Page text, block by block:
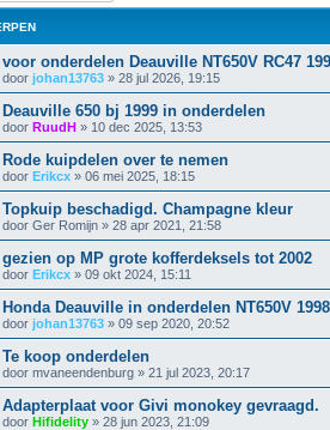
voor onderdelen Deauville NT650V RC47
door johan13763 » 28 jul 2026, 19:15
Deauville 650 bj 1999 in onderdelen
door RuudH » 10 dec 2025, 13:53
Rode kuipdelen over te nemen
door Erikcx » 06 mei 2025, 18:15
Topkuip beschadigd. Champagne kleur
door Ger Romijn » 28 apr 2021, 21:58
gezien op MP grote kofferdeksels tot 2002
door Erikcx » 09 okt 2024, 15:11
Honda Deauville in onderdelen NT650V
door johan13763 » 09 sep 2020, 20:52
Te koop onderdelen
door mvaneendenburg » 21 jul 2023, 20:17
Adapterplaat voor Givi monokey gevraagd.
door Hifidelity » 28 jun 2023, 21:09